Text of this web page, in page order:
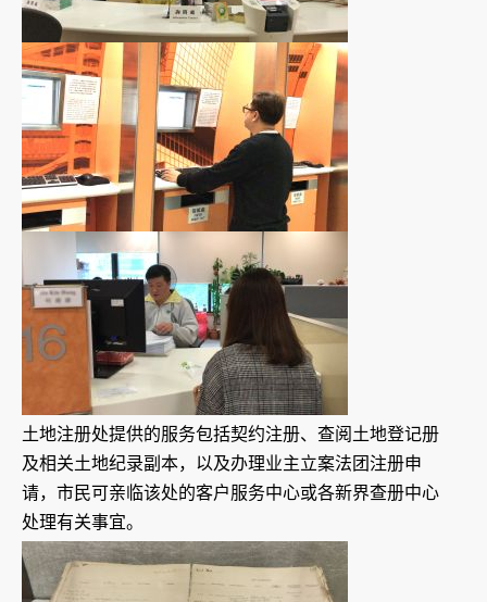
土地注册处提供的服务包括契约注册、查阅土地登记册
及相关土地纪录副本，以及办理业主立案法团注册申
请，市民可亲临该处的客户服务中心或各新界查册中心
处理有关事宜。